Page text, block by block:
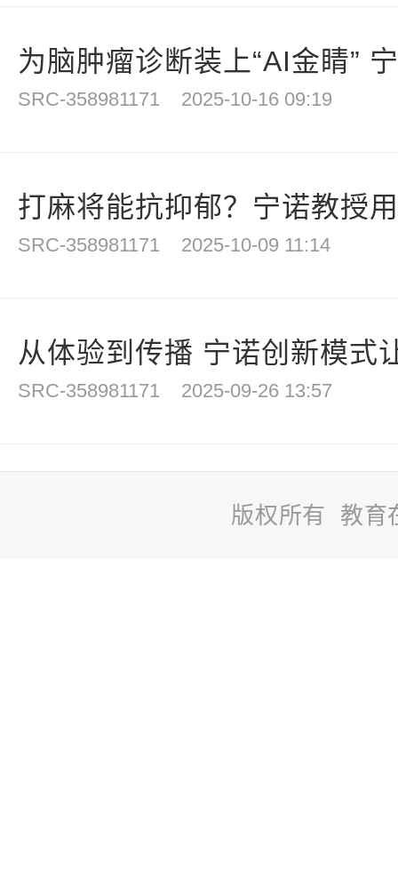
为脑肿瘤诊断装上“AI金睛”
SRC-358981171 2025-10-16 09:19
打麻将能抗抑郁？宁诺教授
SRC-358981171 2025-10-09 11:14
从体验到传播 宁诺创新模式
SRC-358981171 2025-09-26 13:57
版权所有 教育